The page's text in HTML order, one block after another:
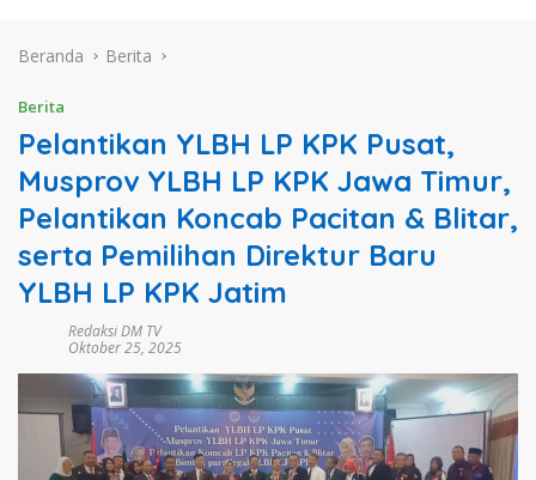
Beranda Berita
Berita
Pelantikan YLBH LP KPK Pusat,
Musprov YLBH LP KPK Jawa Timur,
Pelantikan Koncab Pacitan & Blitar,
serta Pemilihan Direktur Baru
YLBH LP KPK Jatim
Redaksi DM TV
Oktober 25, 2025